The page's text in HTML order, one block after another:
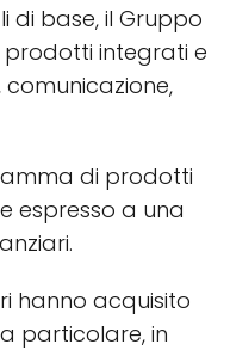
di base, il Gruppo
prodotti integrati e
di prodotti
espresso a una
hanno acquisito
particolare, in